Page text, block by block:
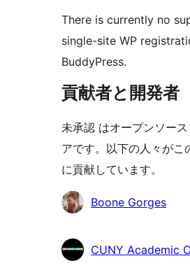
There is currently no
single-site WP
BuddyPress.
貢献者と開発者
未承認 はオープンソー
アです。以下の人々がこ
に貢献しています。
貢
者
Boone Gorges
CUNY Academic